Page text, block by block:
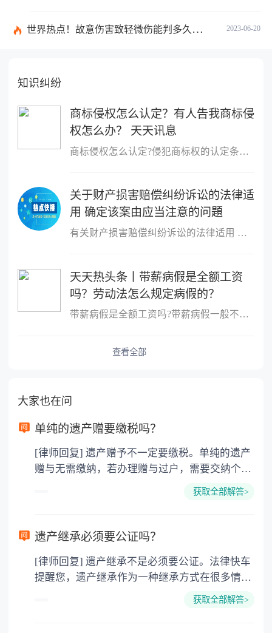
2023-06-20
世界热点！故意伤害致轻微伤能判多久时间？轻微伤鉴定标准是什么？
知识纠纷
商标侵权怎么认定？有人告我商标侵
权怎么办？ 天天讯息
商标侵权怎么认定?侵犯商标权的认定条件是：行为人客观上实施了侵犯
关于财产损害赔偿纠纷诉讼的法律适
用 确定该案由应当注意的问題
有关财产损害赔偿纠纷诉讼的法律适用 确定该案由应当注意的问題处
天天热头条丨带薪病假是全额工资
吗？劳动法怎么规定病假的？
带薪病假是全额工资吗?带薪病假一般不是全额工资。根据法律规定,职
查看全部
大家也在问
单纯的遗产赠要缴税吗？
[律师回复] 遗产赠予不一定要缴税。单纯的遗产
赠与无需缴纳，若办理赠与过户，需要交纳个人
所得税、契税和公证费。赠与过户是没有增值税
要缴纳公证费，具体如下： 1. 公证费：按房
3. 印花税：按房屋评估价的0.05%缴纳 4. 土
地增值税：按房价1%缴纳 5. 房屋产权登记费：
获取全部解答>
遗产继承必须要公证吗？
[律师回复] 遗产继承不是必须要公证。法律快车
提醒您，遗产继承作为一种继承方式在很多情况
下都是不需要公证的，当然，如果需要公正的也
获取全部解答>